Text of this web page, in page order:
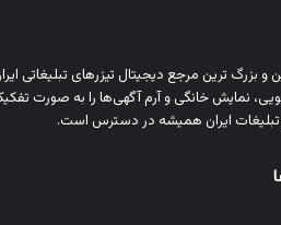
و بزرگ‌ ترین مرجع دیجیتال تیزرهای تبلیغاتی
نمایش خانگی و آرم‌ آگهی‌ها را به‌ صورت
تبلیغات ایران همیشه در دسترس است.